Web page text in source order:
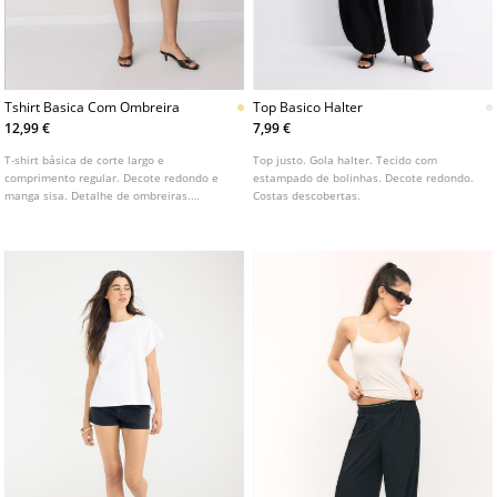
Tshirt Basica Com Ombreira
12,99 €
T-shirt básica de corte largo e
comprimento regular. Decote redondo e
manga sisa. Detalhe de ombreiras.
Top Basico Halter
7,99 €
Top justo. Gola halter. Tecido com
estampado de bolinhas. Decote redondo.
Costas descobertas.